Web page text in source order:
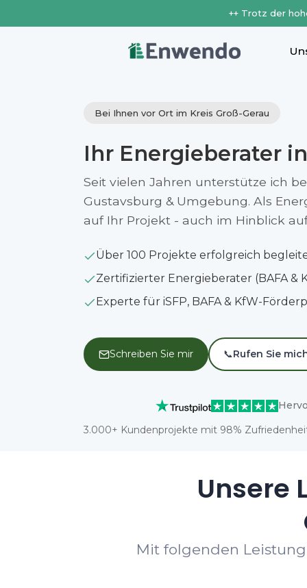
++ Trotz der
Bei Ihnen vor Ort im Kreis Groß-Gerau
Ihr Energieberater
Seit vielen Jahren unterstütze ich
Gustavsburg & Umgebung. Als
auf Ihr Projekt - auch im Hinblick
Über 100 Projekte erfolgreich
Zertifizierter Energieberater (BAFA &
Experte für iSFP, BAFA & KfW-
Schreiben Sie mir 📞Rufen Sie
3.000+ Kundenprojekte mit 98%
Unsere
Mit folgenden